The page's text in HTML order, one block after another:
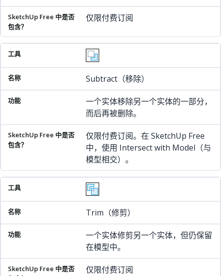
仅限付费订阅
Subtract（移除）
一个实体移除另一个实体的一部分，
而后再被删除。
仅限付费订阅。在 SketchUp Free
中，使用 Intersect with Model（与
模型相交）。
Trim（修剪）
一个实体修剪另一个实体，但仍保留
在模型中。
仅限付费订阅